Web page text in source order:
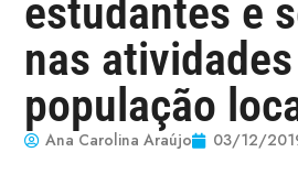
estudantes e
nas
população
Ana Carolina Araújo 03/12/